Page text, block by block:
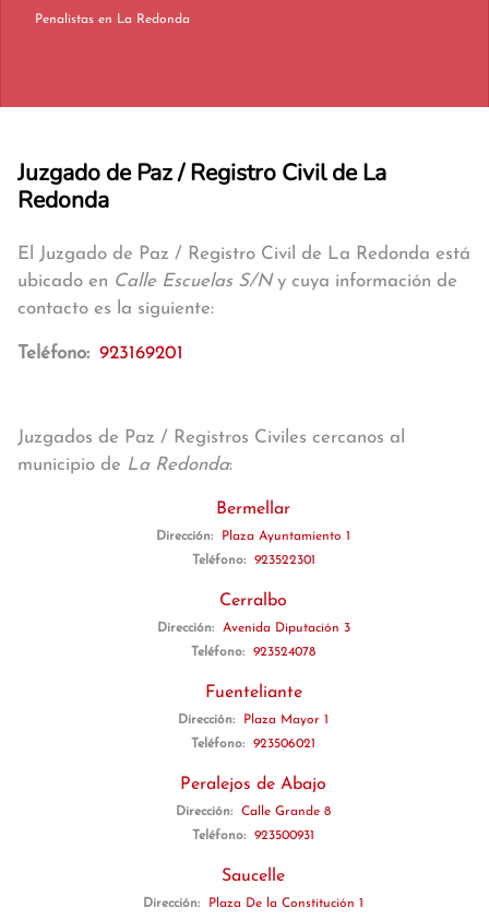
Penalistas en La Redonda
Juzgado de Paz / Registro Civil de La
Redonda
El Juzgado de Paz / Registro Civil de La Redonda está
ubicado en Calle Escuelas S/Ny cuya información de
contacto es la siguiente:
Teléfono: 923169201
Juzgados de Paz / Registros Civiles cercanos al
municipio de La Redonda:
Bermellar
Dirección:
Plaza Ayuntamiento 1
Teléfono:
923522301
Cerralbo
Dirección:
Avenida Diputación 3
Teléfono:
923524078
Fuenteliante
Dirección:
Plaza Mayor 1
Teléfono:
923506021
Peralejos de Abajo
Dirección:
Calle Grande 8
Teléfono:
923500931
Saucelle
Dirección:
Plaza De la Constitución 1